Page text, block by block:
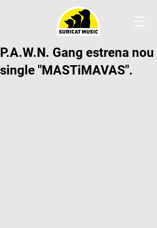
P.A.W.N. Gang estrena nou
single "MASTiMAVAS".